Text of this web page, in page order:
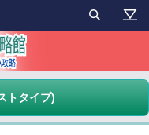
トタイプ)